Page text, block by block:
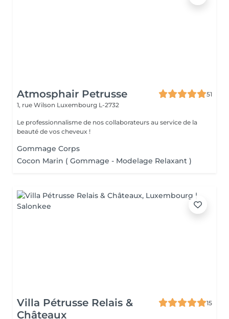
Atmosphair Petrusse
51
1, rue Wilson Luxembourg L-2732
Le professionnalisme de nos collaborateurs au service de la
beauté de vos cheveux !
Gommage Corps
Cocon Marin ( Gommage - Modelage Relaxant )
Villa Pétrusse Relais &
Châteaux
15